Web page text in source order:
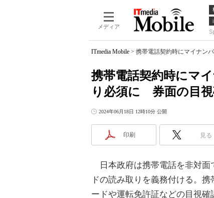
メディア
ITmedia Mobile > 携帯電話契約時にマイナン
携帯電話契約時にマ
り必須に 券面の目
2024年06月18日 12時10分 公開
印刷 見る
日本政府は携帯電話を非対面
ドの読み取りを義務付ける。
ードや運転免許証などの目視確